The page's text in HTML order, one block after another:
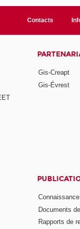
Contacts
Gis-Creapt
Gis-Évrest
Documents
Rapports de